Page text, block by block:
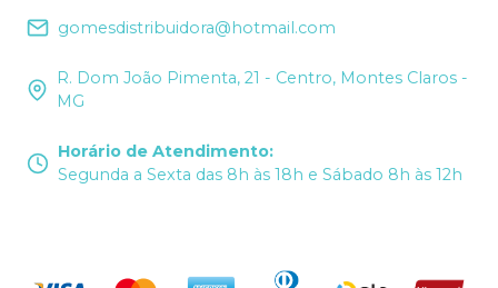
gomesdistribuidora@hotmail.com
R. Dom João Pimenta, 21 - Centro, Montes Claros -
MG
Horário de Atendimento:
Segunda a Sexta das 8h às 18h e Sábado 8h às 12h